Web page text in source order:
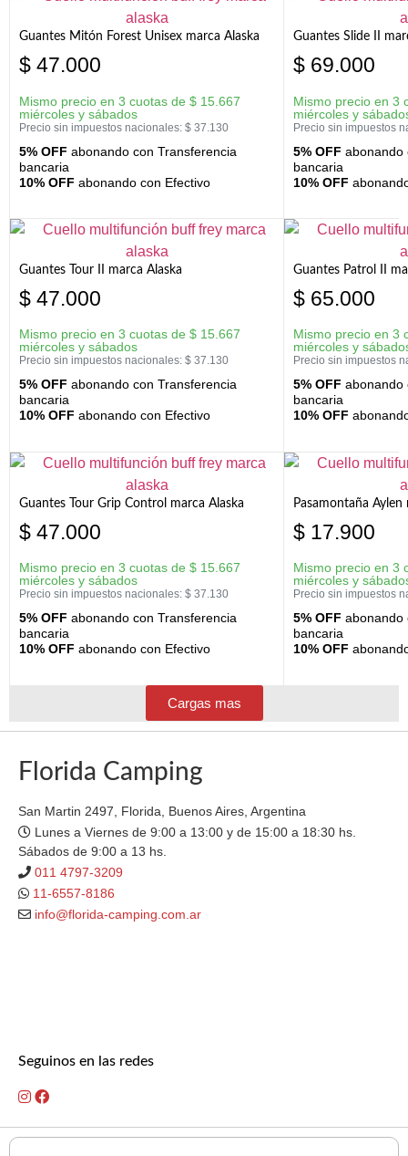
Guantes Mitón Forest Unisex marca Alaska
$ 47.000
Mismo precio en 3 cuotas de $ 15.667
miércoles y sábados
Precio sin impuestos nacionales: $ 37.130
5% OFF abonando con Transferencia
bancaria
10% OFF abonando con Efectivo
Guantes Slide II
$ 69.000
Mismo precio en 3
miércoles y
Precio sin impuestos
5% OFF abonando
bancaria
10% OFF
Guantes Tour II marca Alaska
$ 47.000
Mismo precio en 3 cuotas de $ 15.667
miércoles y sábados
Precio sin impuestos nacionales: $ 37.130
5% OFF abonando con Transferencia
bancaria
10% OFF abonando con Efectivo
Guantes Patrol II
$ 65.000
Mismo precio en 3
miércoles y
Precio sin impuestos
5% OFF abonando
bancaria
10% OFF
Guantes Tour Grip Control marca Alaska
$ 47.000
Mismo precio en 3 cuotas de $ 15.667
miércoles y sábados
Precio sin impuestos nacionales: $ 37.130
5% OFF abonando con Transferencia
bancaria
10% OFF abonando con Efectivo
Pasamontaña Aylen
$ 17.900
Mismo precio en 3
miércoles y
Precio sin impuestos
5% OFF abonando
bancaria
10% OFF
Cargas mas
Florida Camping
San Martin 2497, Florida, Buenos Aires, Argentina
Lunes a Viernes de 9:00 a 13:00 y de 15:00 a 18:30 hs.
Sábados de 9:00 a 13 hs.
011 4797-3209
11-6557-8186
info@florida-camping.com.ar
Seguinos en las redes